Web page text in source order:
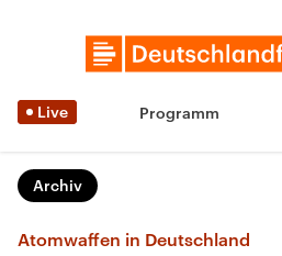
Live Programm
Archiv
Atomwaffen in Deutschland